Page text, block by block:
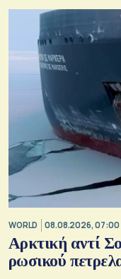
WORLD 08.08.2026, 07:00
Αρκτική αντί
ρωσικού